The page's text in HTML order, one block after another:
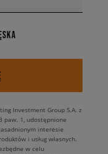
Investment Group S.A. z
paw. 1, udostępnione
interesie
i usług własnych.
w celu